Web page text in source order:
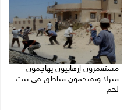
مستعمرون إرهابيون يهاجمون
منزلا ويقتحمون مناطق في بيت
لحم